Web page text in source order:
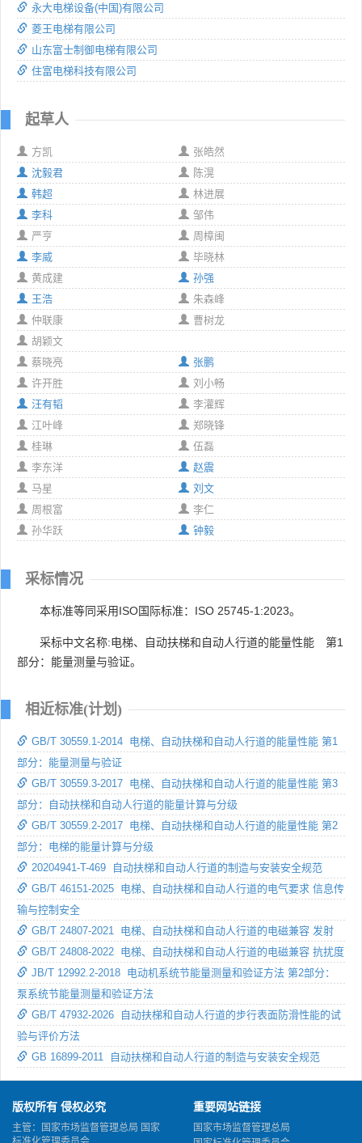
永大电梯设备(中国)有限公司
菱王电梯有限公司
山东富士制御电梯有限公司
住富电梯科技有限公司
起草人
方凯
张皓然
沈毅君
陈滉
韩超
林进展
李科
邹伟
严亨
周樟闽
李威
毕晓林
黄成建
孙强
王浩
朱森峰
仲联康
曹树龙
胡颖文
蔡晓亮
张鹏
许开胜
刘小畅
汪有韬
李灌辉
江叶峰
郑晓锋
桂琳
伍磊
李东洋
赵震
马星
刘文
周根富
李仁
孙华跃
钟毅
采标情况
本标准等同采用ISO国际标准：ISO 25745-1:2023。
采标中文名称:电梯、自动扶梯和自动人行道的能量性能 第1
部分：能量测量与验证。
相近标准(计划)
GB/T 30559.1-2014 电梯、自动扶梯和自动人行道的能量性能 第1
部分：能量测量与验证
GB/T 30559.3-2017 电梯、自动扶梯和自动人行道的能量性能 第3
部分：自动扶梯和自动人行道的能量计算与分级
GB/T 30559.2-2017 电梯、自动扶梯和自动人行道的能量性能 第2
部分：电梯的能量计算与分级
20204941-T-469 自动扶梯和自动人行道的制造与安装安全规范
GB/T 46151-2025 电梯、自动扶梯和自动人行道的电气要求 信息传
输与控制安全
GB/T 24807-2021 电梯、自动扶梯和自动人行道的电磁兼容 发射
GB/T 24808-2022 电梯、自动扶梯和自动人行道的电磁兼容 抗扰度
JB/T 12992.2-2018 电动机系统节能量测量和验证方法 第2部分：
泵系统节能量测量和验证方法
GB/T 47932-2026 自动扶梯和自动人行道的步行表面防滑性能的试
验与评价方法
GB 16899-2011 自动扶梯和自动人行道的制造与安装安全规范
版权所有 侵权必究
主管：国家市场监督管理总局 国家
重要网站链接
国家市场监督管理总局